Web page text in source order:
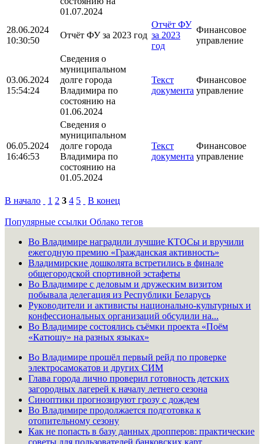
01.07.2024
28.06.2024
10:30:50
Отчёт ФУ за 2023 год
Отчёт ФУ
за 2023
год
Финансовое
управление
03.06.2024
15:54:24
Сведения о
муниципальном
долге города
Владимира по
состоянию на
01.06.2024
Текст
документа
Финансовое
управление
06.05.2024
16:46:53
Сведения о
муниципальном
долге города
Владимира по
состоянию на
01.05.2024
Текст
документа
Финансовое
управление
В начало 1 2 3 4 5 В конец
Популярные ссылки Облако тегов
Во Владимире наградили лучшие КТОСы и вручили
ежегодную премию «Гражданская активность»
Владимирские дошколята встретились в финале
общегородской спортивной эстафеты
Во Владимире с деловым и дружеским визитом
побывала делегация из Республики Беларусь
Руководители и активисты национально-культурных и
конфессиональных организаций обсудили на...
Во Владимире состоялись съёмки проекта «Поём
«Катюшу» на разных языках»
Во Владимире прошёл первый рейд по проверке
электросамокатов и других СИМ
Глава города лично проверил готовность детских
загородных лагерей к началу летнего сезона
Синоптики прогнозируют грозу с дождем
Во Владимире продолжается подготовка к
отопительному сезону
Как не попасть в базу данных дропперов: практические
советы для пользователей банковских карт